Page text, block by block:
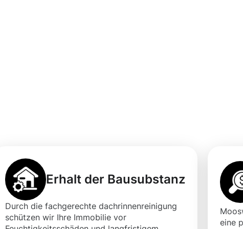
Erhalt der Bausubstanz
Durch die fachgerechte dachrinnenreinigung
schützen wir Ihre Immobilie vor
eine